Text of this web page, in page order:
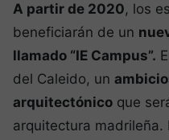
A partir de 2020, los
beneficiarán de un
llamado “IE Campus”.
del Caleido, un
arquitectónico que
arquitectura madrileña.